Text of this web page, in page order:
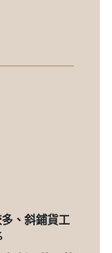
、斜鋪貨工